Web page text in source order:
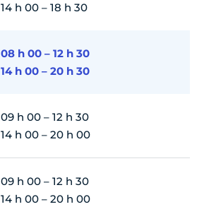
14 h 00 – 18 h 30
08 h 00 – 12 h 30
14 h 00 – 20 h 30
09 h 00 – 12 h 30
14 h 00 – 20 h 00
09 h 00 – 12 h 30
14 h 00 – 20 h 00